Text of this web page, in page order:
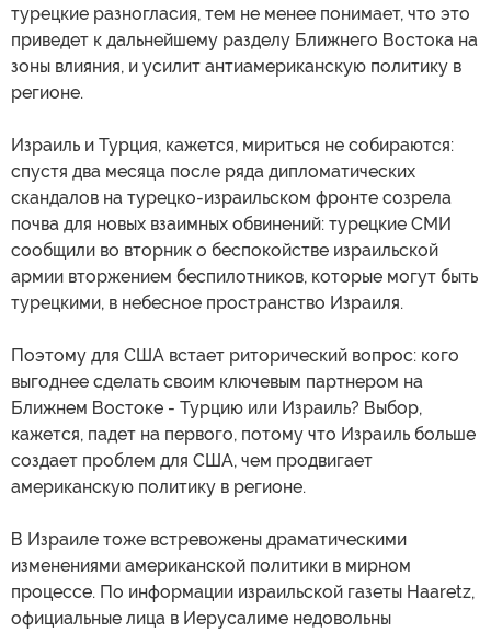
турецкие разногласия, тем не менее понимает, что это
приведет к дальнейшему разделу Ближнего Востока на
зоны влияния, и усилит антиамериканскую политику в
регионе.
Израиль и Турция, кажется, мириться не собираются:
спустя два месяца после ряда дипломатических
скандалов на турецко-израильском фронте созрела
почва для новых взаимных обвинений: турецкие СМИ
сообщили во вторник о беспокойстве израильской
армии вторжением беспилотников, которые могут быть
турецкими, в небесное пространство Израиля.
Поэтому для США встает риторический вопрос: кого
выгоднее сделать своим ключевым партнером на
Ближнем Востоке - Турцию или Израиль? Выбор,
кажется, падет на первого, потому что Израиль больше
создает проблем для США, чем продвигает
американскую политику в регионе.
В Израиле тоже встревожены драматическими
изменениями американской политики в мирном
процессе. По информации израильской газеты Haaretz,
официальные лица в Иерусалиме недовольны